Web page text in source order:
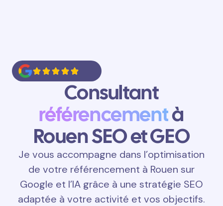
Consultant
référencementà
Rouen SEO et GEO
Je vous accompagne dans l’optimisation
de votre référencement à Rouen sur
Google et l’IA grâce à une stratégie SEO
adaptée à votre activité et vos objectifs.